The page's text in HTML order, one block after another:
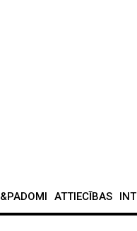
ATTIECĪBAS